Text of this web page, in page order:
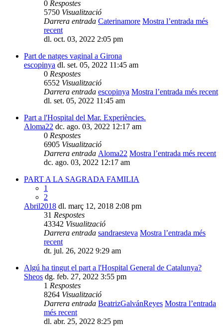
0 Respostes
5750 Visualització
Darrera entrada Caterinamore Mostra l’entrada més
recent
dl. oct. 03, 2022 2:05 pm
Part de natges vaginal a Girona
escopinya dl. set. 05, 2022 11:45 am
0 Respostes
6552 Visualització
Darrera entrada escopinya Mostra l’entrada més recent
dl. set. 05, 2022 11:45 am
Part a l'Hospital del Mar. Experiències.
Aloma22 dc. ago. 03, 2022 12:17 am
0 Respostes
6905 Visualització
Darrera entrada Aloma22 Mostra l’entrada més recent
dc. ago. 03, 2022 12:17 am
PART A LA SAGRADA FAMILIA
1
2
Abril2018 dl. març 12, 2018 2:08 pm
31 Respostes
43342 Visualització
Darrera entrada sandraesteva Mostra l’entrada més
recent
dt. jul. 26, 2022 9:29 am
Algú ha tingut el part a l'Hospital General de Catalunya?
Sheos dg. feb. 27, 2022 3:55 pm
1 Respostes
8264 Visualització
Darrera entrada BeatrizGalvánReyes Mostra l’entrada
més recent
dl. abr. 25, 2022 8:25 pm